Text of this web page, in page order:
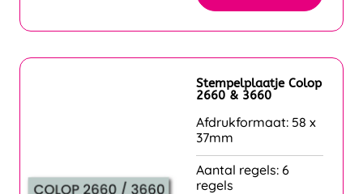
Stempelplaatje Colop
2660 & 3660
Afdrukformaat: 58 x
37mm
Aantal regels: 6
regels